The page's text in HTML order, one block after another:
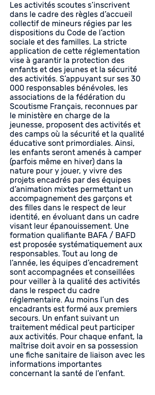
Les activités scoutes s’inscrivent
dans le cadre des règles d’accueil
collectif de mineurs régies par les
dispositions du Code de l’action
sociale et des familles. La stricte
application de cette réglementation
vise à garantir la protection des
enfants et des jeunes et la sécurité
des activités. S’appuyant sur ses 30
000 responsables bénévoles, les
associations de la fédération du
Scoutisme Français, reconnues par
le ministère en charge de la
jeunesse, proposent des activités et
des camps où la sécurité et la qualité
éducative sont primordiales. Ainsi,
les enfants seront amenés à camper
(parfois même en hiver) dans la
nature pour y jouer, y vivre des
projets encadrés par des équipes
d’animation mixtes permettant un
accompagnement des garçons et
des filles dans le respect de leur
identité, en évoluant dans un cadre
visant leur épanouissement. Une
formation qualifiante BAFA / BAFD
est proposée systématiquement aux
responsables. Tout au long de
l’année, les équipes d’encadrement
sont accompagnées et conseillées
pour veiller à la qualité des activités
dans le respect du cadre
réglementaire. Au moins l’un des
encadrants est formé aux premiers
secours. Un enfant suivant un
traitement médical peut participer
aux activités. Pour chaque enfant, la
maîtrise doit avoir en sa possession
une fiche sanitaire de liaison avec les
informations importantes
concernant la santé de l’enfant.